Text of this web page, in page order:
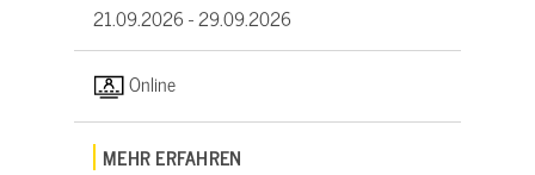
21.09.2026 -29.09.2026
Online
MEHR ERFAHREN